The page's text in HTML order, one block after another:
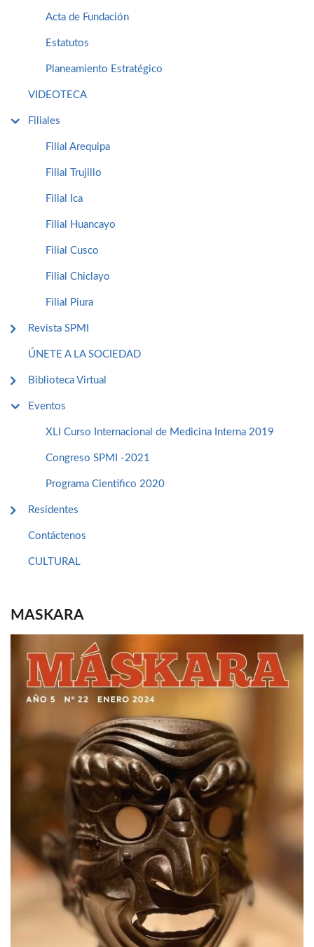
Acta de Fundación
Estatutos
Planeamiento Estratégico
VIDEOTECA
Filiales
Filial Arequipa
Filial Trujillo
Filial Ica
Filial Huancayo
Filial Cusco
Filial Chiclayo
Filial Piura
Revista SPMI
ÚNETE A LA SOCIEDAD
Biblioteca Virtual
Eventos
XLI Curso Internacional de Medicina Interna 2019
Congreso SPMI -2021
Programa Cientifico 2020
Residentes
Contáctenos
CULTURAL
MASKARA